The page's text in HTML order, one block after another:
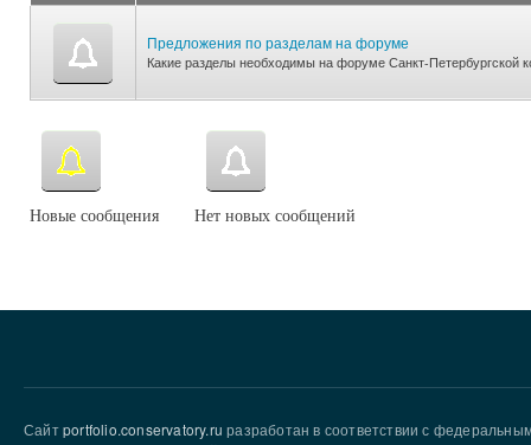
Предложения по разделам на форуме
Какие разделы необходимы на форуме Санкт-Петербургской
Новые сообщения Нет новых сообщений
Сайтportfolio.conservatory.ru разработан в соответствии с